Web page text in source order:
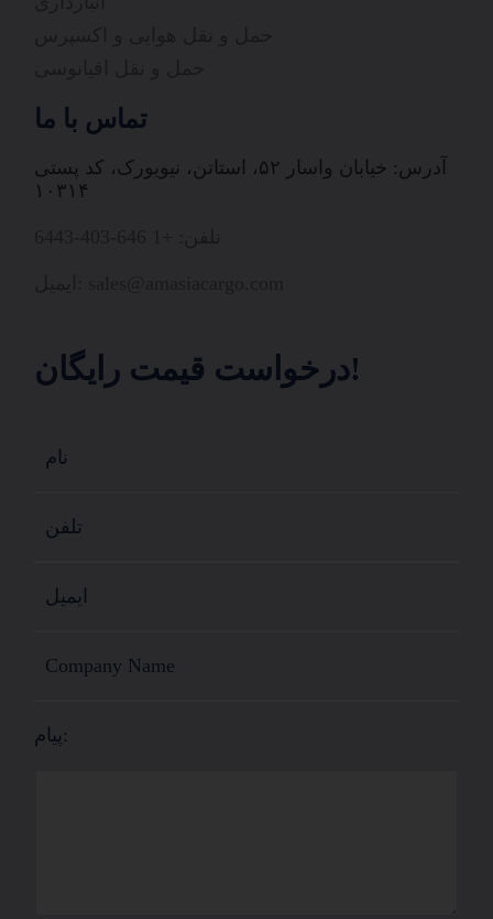
تماس با ما
آدرس: خیابان واسار ۵۲، استاتن، نیویورک، کد پستی
۱۰۳۱۴
درخواست قیمت رایگان!
پیام: